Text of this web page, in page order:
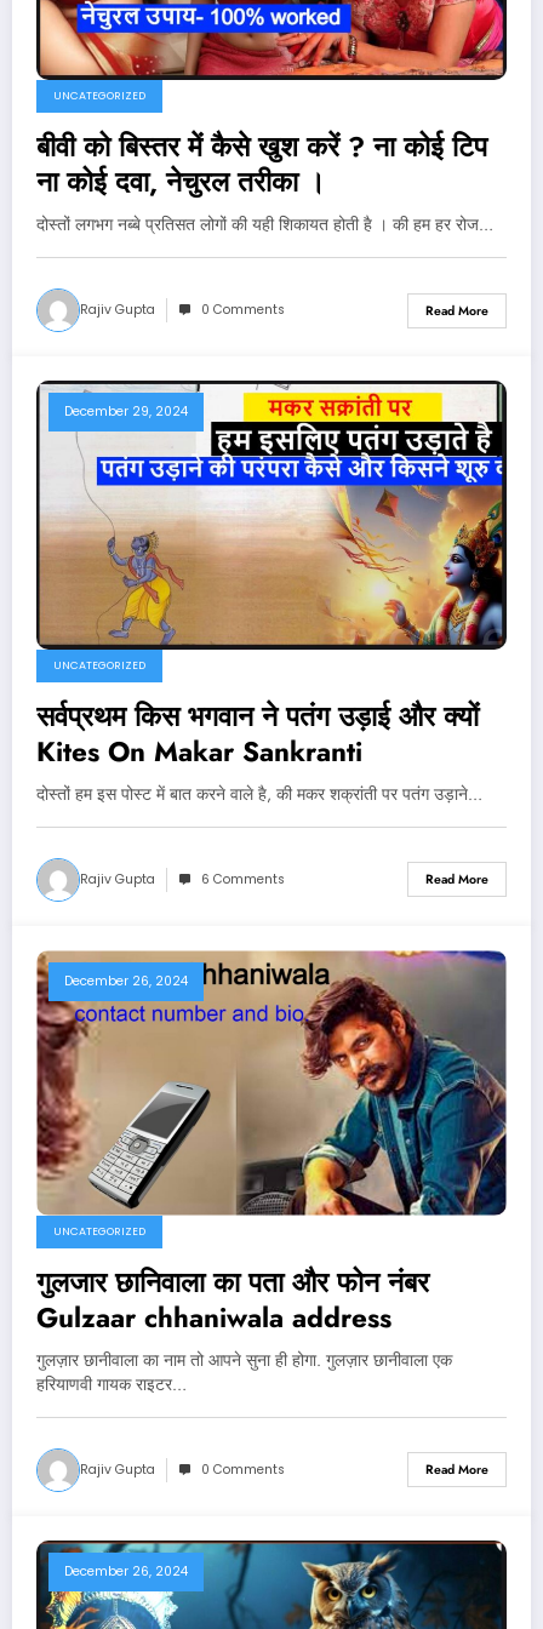
UNCATEGORIZED
बीवी को बिस्तर में कैसे खुश करें ? ना कोई टिप
ना कोई दवा, नेचुरल तरीका ।
दोस्तों लगभग नब्बे प्रतिसत लोगों की यही शिकायत होती है । की हम हर रोज…
Rajiv Gupta 0 Comments Read More
December 29, 2024
UNCATEGORIZED
सर्वप्रथम किस भगवान ने पतंग उड़ाई और क्यों
Kites On Makar Sankranti
दोस्तों हम इस पोस्ट में बात करने वाले है, की मकर शक्रांती पर पतंग उड़ाने…
Rajiv Gupta 6 Comments Read More
December 26, 2024
UNCATEGORIZED
गुलजार छानिवाला का पता और फोन नंबर
Gulzaar chhaniwala address
गुलज़ार छानीवाला का नाम तो आपने सुना ही होगा. गुलज़ार छानीवाला एक
हरियाणवी गायक राइटर…
Rajiv Gupta 0 Comments Read More
December 26, 2024